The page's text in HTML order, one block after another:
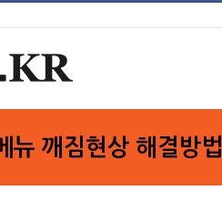
뉴 깨짐현상 해결방법